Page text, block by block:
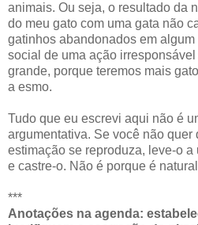
animais. Ou seja, o resultado da
do meu gato com uma gata não
gatinhos abandonados em
social de uma ação
grande, porque teremos mais
a esmo.
Tudo que eu escrevi aqui não é
argumentativa. Se você não quer
estimação se reproduza, leve-o
e castre-o. Não é porque é
***
Anotações na agenda: